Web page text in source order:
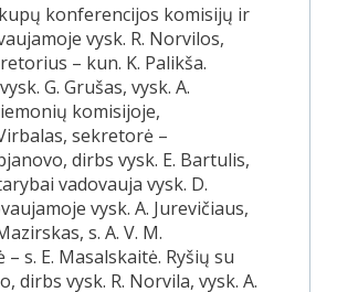
konferencijos komisijų ir
vysk. R. Norvilos,
– kun. K. Palikša.
G. Grušas, vysk. A.
komisijoje,
sekretorė –
dirbs vysk. E. Bartulis,
vadovauja vysk. D.
vysk. A. Jurevičiaus,
s. A. V. M.
s. E. Masalskaitė. Ryšių su
dirbs vysk. R. Norvila, vysk. A.